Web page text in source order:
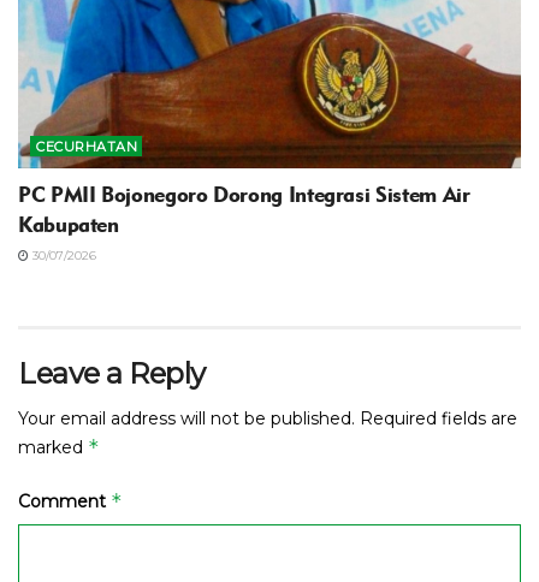
CECURHATAN
PC PMII Bojonegoro Dorong Integrasi Sistem Air
Kabupaten
30/07/2026
Leave a Reply
Your email address will not be published. Required fields are
marked *
Comment *